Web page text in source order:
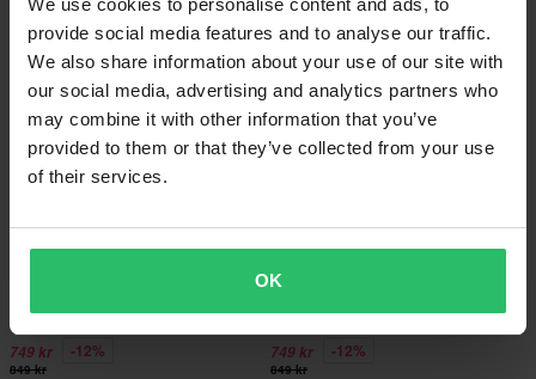
provide social media features and to analyse our traffic.
We also share information about your use of our site with
our social media, advertising and analytics partners who
may combine it with other information that you’ve
provided to them or that they’ve collected from your use
of their services.
OK
749 kr -12%
849 kr
749 kr -12%
849 kr